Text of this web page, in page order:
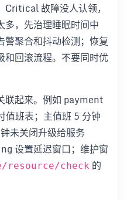
故障没人认领，
多，先治理睡眠时间中
警聚合和抖动检测；恢复
和回滚流程。不要同时优
联起来。例如 payment
班表；主值班 5 分钟
未关闭升级给服务
设置延迟窗口；维护窗
resource/check 的